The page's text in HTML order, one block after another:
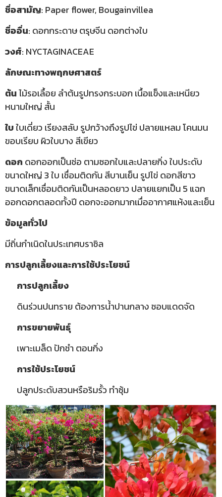
ชื่อสามัญ: Paper flower, Bougainvillea
ชื่ออื่น: ดอกกระดาษ ตรุษจีน ดอกต่างใบ
วงศ์: NYCTAGINACEAE
ลักษณะทางพฤกษศาสตร์
ต้นไม้รอเลื้อย ลำต้นรูปทรงกระบอก เนื้อแข็งและเหนียว
หนามใหญ่ สั้น
ใบใบเดี่ยว เรียงสลับ รูปกว้างถึงรูปไข่ ปลายแหลม โคนมน
ขอบเรียบ ผิวใบบาง สีเขียว
ดอก ดอกออกเป็นช่อ ตามซอกใบและปลายกิ่ง ใบประดับ
ขนาดใหญ่ 3 ใบ เชื่อมติดกัน สีบานเย็น รูปไข่ ดอกสีขาว
ขนาดเล็กเชื่อมติดกันเป็นหลอดยาว ปลายแยกเป็น 5 แฉก
ออกดอกตลอดทั้งปี ดอกจะออกมากเมื่ออากาศแห้งและเย็น
ข้อมูลทั่วไป
มีถิ่นกำเนิดในประเทศบราซิล
การปลูกเลี้ยงและการใช้ประโยชน์
การปลูกเลี้ยง
ดินร่วนปนทราย ต้องการน้ำปานกลาง ชอบแดดจัด
การขยายพันธุ์
เพาะเมล็ด ปักชำ ตอนกิ่ง
การใช้ประโยชน์
ปลูกประดับสวนหรือริมรั้ว ทำซุ้ม